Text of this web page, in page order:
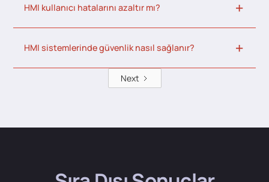
HMI kullanıcı hatalarını azaltır mı?
HMI sistemlerinde güvenlik nasıl sağlanır?
Next